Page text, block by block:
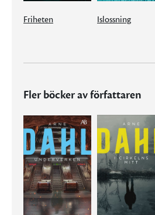
Friheten Islossning
Fler böcker av författaren